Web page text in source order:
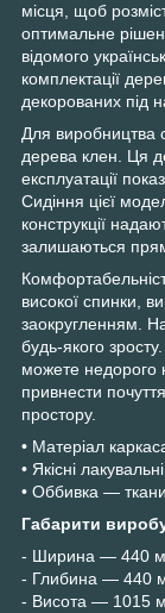
місця, щоб
оптимальне
відомого
комплектації
декорованих під
Для виробництва
дерева клен. Ця
експлуатації
Сидіння цієї
конструкції
залишаються
високої спинки,
заокругленням.
будь-якого
можете недорого
привнести
простору.
• Матеріал
• Якісні
• Оббивка —
Габарити
- Ширина — 440
- Глибина — 440
- Висота — 1015